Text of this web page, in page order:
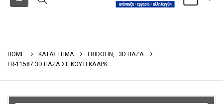
HOME ΚΑΤΑΣΤΗΜΑ FRIDOLIN
3D ΠΑΖΛ
FR-11587 3D ΠΑΖΛ ΣΕ KOYTI ΚΛΑΡΚ